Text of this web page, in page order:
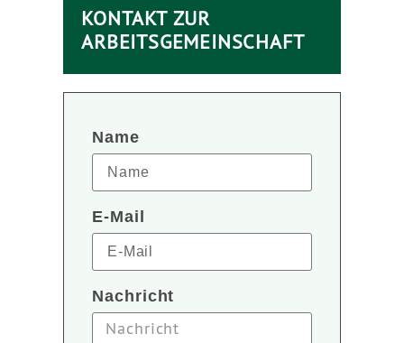
KONTAKT ZUR
ARBEITSGEMEINSCHAFT
Name
E-Mail
Nachricht